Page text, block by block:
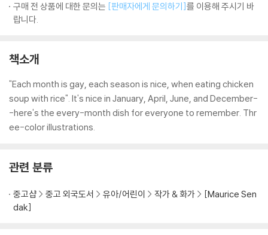
구매 전 상품에 대한 문의는 [판매자에게 문의하기]를 이용해 주시기 바
랍니다.
책소개
"Each month is gay, each season is nice, when eating chicken
soup with rice". It's nice in January, April, June, and December-
-here's the every-month dish for everyone to remember. Thr
ee-color illustrations.
관련 분류
중고샵 중고 외국도서 유아/어린이 작가 & 화가
[Maurice Sen
dak]